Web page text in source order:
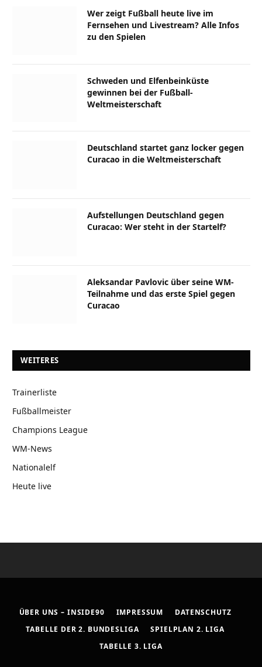
Wer zeigt Fußball heute live im
Fernsehen und Livestream? Alle Infos
zu den Spielen
Schweden und Elfenbeinküste
gewinnen bei der Fußball-
Weltmeisterschaft
Deutschland startet ganz locker gegen
Curacao in die Weltmeisterschaft
Aufstellungen Deutschland gegen
Curacao: Wer steht in der Startelf?
Aleksandar Pavlovic über seine WM-
Teilnahme und das erste Spiel gegen
Curacao
WEITERES
Trainerliste
Fußballmeister
Champions League
WM-News
Nationalelf
Heute live
ÜBER UNS – INSIDE90 IMPRESSUM
DATENSCHUTZ
TABELLE DER 2. BUNDESLIGA
SPIELPLAN 2. LIGA
TABELLE 3. LIGA